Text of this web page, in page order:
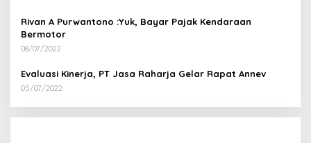
Rivan A Purwantono :Yuk, Bayar Pajak Kendaraan
Bermotor
08/07/2022
Evaluasi Kinerja, PT Jasa Raharja Gelar Rapat Annev
05/07/2022